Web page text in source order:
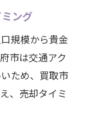
ング
規模から貴金
市は交通アク
ため、買取市
、売却タイミ